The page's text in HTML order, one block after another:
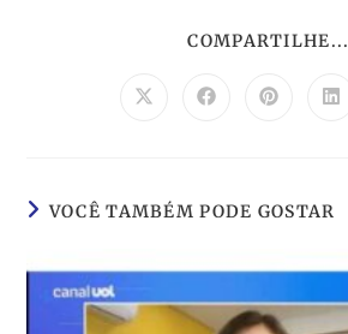
COMPARTILHE...
VOCÊ TAMBÉM PODE GOSTAR